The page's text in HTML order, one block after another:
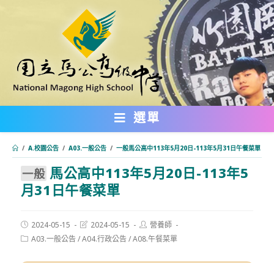
內
選單
/ A.校園公告 / A03.一般公告 / ⼀般馬公高中113年5月20日-113年5月31日午餐菜單
⼀般 馬公高中113年5月20日-113年5
月31日午餐菜單
Post
published:
2024-05-15
Post
modified:
2024-05-15
Post
author:
營養師
PostA03.一般公告/A04.行政公告/A08.午餐菜單